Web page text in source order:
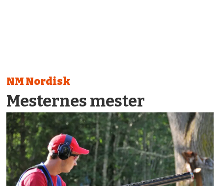
NM Nordisk
Mesternes mester